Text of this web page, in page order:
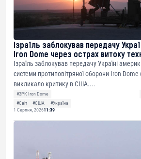
Ізраїль заблокував передачу
Iron Dome через острах витоку
Ізраїль заблокував передачу Україні
системи протиповітряної оборони Iron
викликало критику в США....
#ЗРК Iron Dome
#Світ
#США
#Україна
1 Серпня, 202611:39